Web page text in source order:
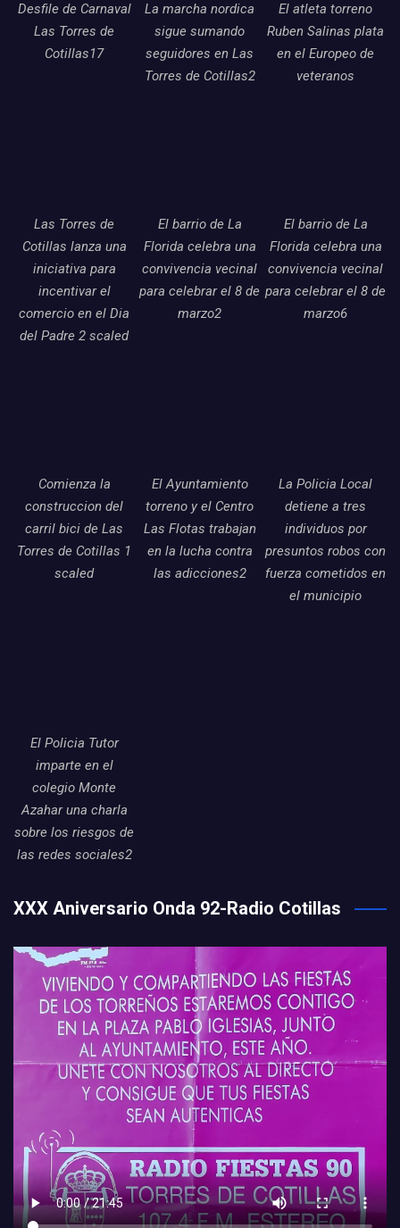
Desfile de Carnaval
Las Torres de
Cotillas17
La marcha nordica
sigue sumando
seguidores en Las
Torres de Cotillas2
El atleta torreno
Ruben Salinas plata
en el Europeo de
veteranos
Las Torres de
Cotillas lanza una
iniciativa para
incentivar el
comercio en el Dia
del Padre 2 scaled
El barrio de La
Florida celebra una
convivencia vecinal
para celebrar el 8 de
marzo2
El barrio de La
Florida celebra una
convivencia vecinal
para celebrar el 8 de
marzo6
Comienza la
construccion del
carril bici de Las
Torres de Cotillas 1
scaled
El Ayuntamiento
torreno y el Centro
Las Flotas trabajan
en la lucha contra
las adicciones2
La Policia Local
detiene a tres
individuos por
presuntos robos con
fuerza cometidos en
el municipio
El Policia Tutor
imparte en el
colegio Monte
Azahar una charla
sobre los riesgos de
las redes sociales2
XXX Aniversario Onda 92-Radio Cotillas